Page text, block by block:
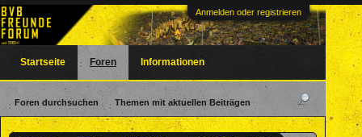
Anmelden oder registrieren
Startseite Foren
Foren durchsuchen Themen mit aktuellen Beiträgen
Informationen